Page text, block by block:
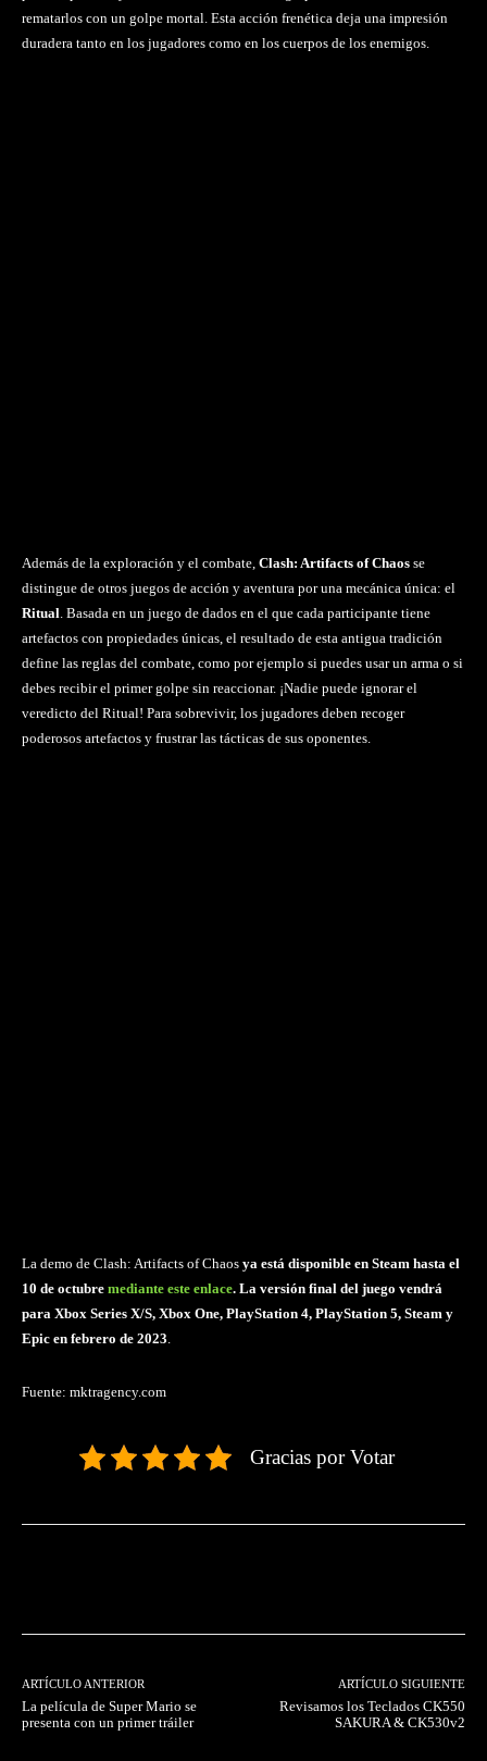
rematarlos con un golpe mortal. Esta acción frenética deja una impresión
duradera tanto en los jugadores como en los cuerpos de los enemigos.
Además de la exploración y el combate, Clash: Artifacts of Chaos se
distingue de otros juegos de acción y aventura por una mecánica única: el
Ritual. Basada en un juego de dados en el que cada participante tiene
artefactos con propiedades únicas, el resultado de esta antigua tradición
define las reglas del combate, como por ejemplo si puedes usar un arma o si
debes recibir el primer golpe sin reaccionar. ¡Nadie puede ignorar el
veredicto del Ritual! Para sobrevivir, los jugadores deben recoger
poderosos artefactos y frustrar las tácticas de sus oponentes.
La demo de Clash: Artifacts of Chaos ya está disponible en Steam hasta el
10 de octubre mediante este enlace. La versión final del juego vendrá
para Xbox Series X/S, Xbox One, PlayStation 4, PlayStation 5, Steam y
Epic en febrero de 2023.
Fuente: mktragency.com
Gracias por Votar
ARTÍCULO ANTERIOR
La película de Super Mario se
presenta con un primer tráiler
ARTÍCULO SIGUIENTE
Revisamos los Teclados CK550
SAKURA & CK530v2